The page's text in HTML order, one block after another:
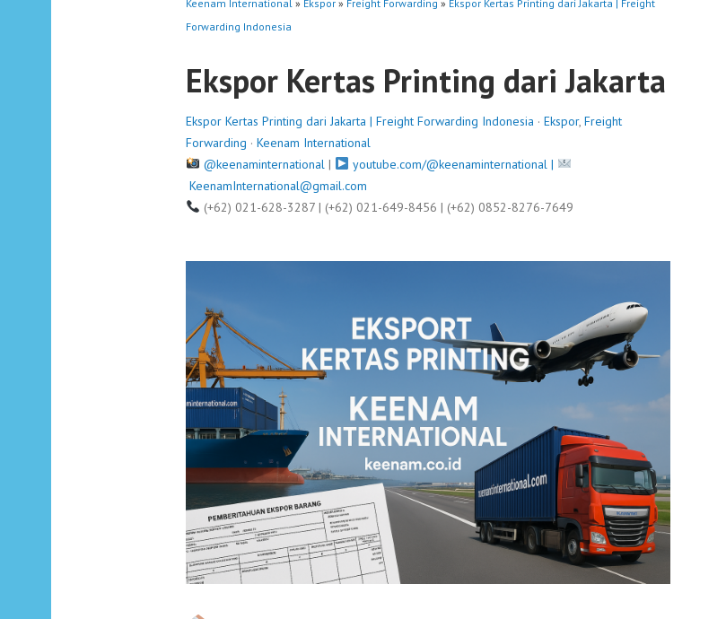
Keenam International » Ekspor » Freight Forwarding » Ekspor Kertas Printing dari Jakarta | Freight
Forwarding Indonesia
Ekspor Kertas Printing dari Jakarta
Ekspor Kertas Printing dari Jakarta | Freight Forwarding Indonesia · Ekspor, Freight
Forwarding · Keenam International
@keenaminternational|
youtube.com/@keenaminternational |
KeenamInternational@gmail.com
(+62) 021-628-3287 | (+62) 021-649-8456 | (+62) 0852-8276-7649